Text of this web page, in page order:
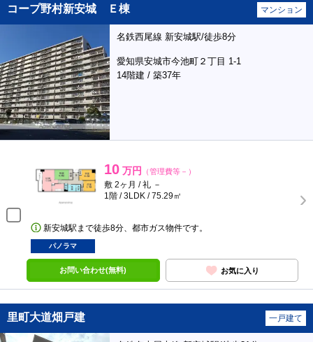
コープ野村新安城 Ｅ棟 マンション
名鉄西尾線 新安城駅/徒歩8分
愛知県安城市今池町２丁目 1-1
14階建 / 築37年
10 万円 （管理費等－）
敷 2ヶ月 / 礼 －
1階 / 3LDK / 75.29㎡
新安城駅まで徒歩8分、都市ガス物件です。
パノラマ
お問い合わせ(無料) お気に入り
里町大道畑戸建 一戸建て